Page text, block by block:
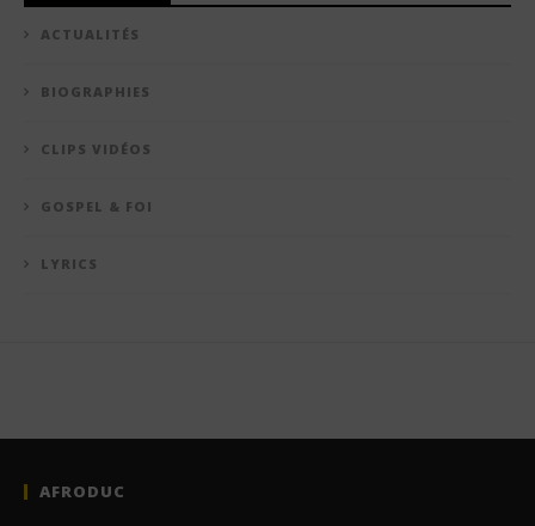
ACTUALITÉS
BIOGRAPHIES
CLIPS VIDÉOS
GOSPEL & FOI
LYRICS
AFRODUC